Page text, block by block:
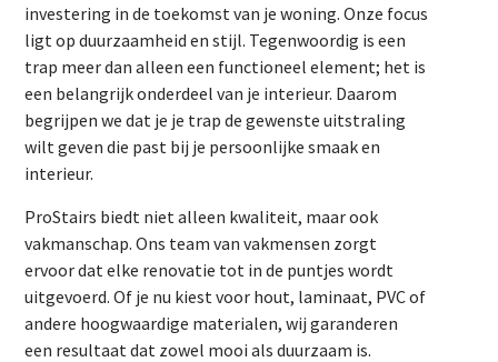
investering in de toekomst van je woning. Onze focus
ligt op duurzaamheid en stijl. Tegenwoordig is een
trap meer dan alleen een functioneel element; het is
een belangrijk onderdeel van je interieur. Daarom
begrijpen we dat je je trap de gewenste uitstraling
wilt geven die past bij je persoonlijke smaak en
interieur.
ProStairs biedt niet alleen kwaliteit, maar ook
vakmanschap. Ons team van vakmensen zorgt
ervoor dat elke renovatie tot in de puntjes wordt
uitgevoerd. Of je nu kiest voor hout, laminaat, PVC of
andere hoogwaardige materialen, wij garanderen
een resultaat dat zowel mooi als duurzaam is.